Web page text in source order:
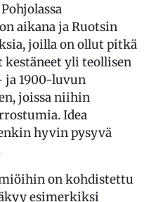
aikana ja Ruotsin
joilla on ollut pitkä
kestäneet yli teollisen
ja 1900-luvun
joissa niihin
Idea
hyvin pysyvä
on kohdistettu
esimerkiksi